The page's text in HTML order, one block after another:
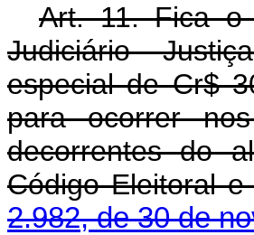
Art. 11. Fica o
Judiciário -
especial de Cr$
para ocorrer
decorrentes do
Código Eleitoral
2.982, de 30 de